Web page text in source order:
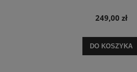
249,00 zł
DO KOSZYKA